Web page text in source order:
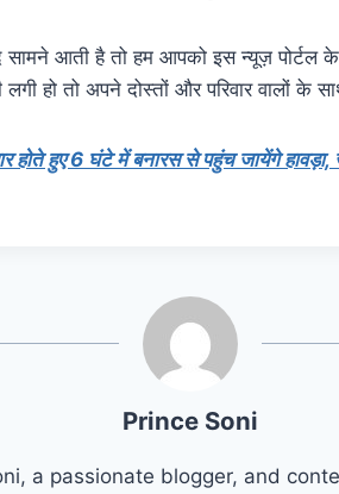
सामने आती है तो हम आपको इस न्यूज़
हो तो अपने दोस्तों और परिवार वालों के
हुए 6 घंटे में बनारस से पहुंच जायेंगे हावड़ा,
Prince Soni
a passionate blogger, and